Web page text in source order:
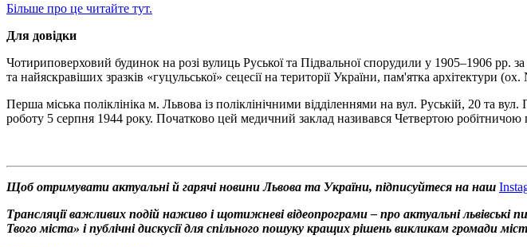
Більше про це читайте тут.
Для довідки
Чотириповерховий будинок на розі вулиць Руської та Підвальної спорудили у 1905–1906 рр.
та найяскравіших зразків «гуцульської» сецесії на території України, пам'ятка
Перша міська поліклініка м. Львова із поліклінічними відділеннями на вул. Руській, 20 та
роботу 5 серпня 1944 року. Початково цей медичний заклад називався Четвертою робітничою
Щоб отримувати актуальні й гарячі новини Львова та України, підписуйтеся на наш
Трансляції важливих подій наживо і щотижневі відеопрограми – про актуальні
Твого міста» і публічні дискусії для спільного пошуку кращих рішень викликам громади